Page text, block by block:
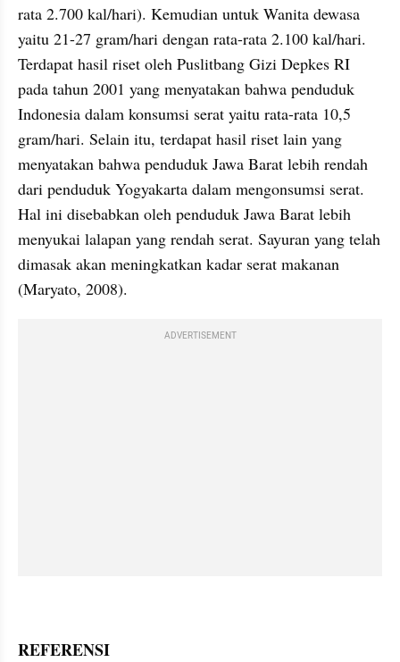
rata 2.700 kal/hari). Kemudian untuk Wanita dewasa
yaitu 21-27 gram/hari dengan rata-rata 2.100 kal/hari.
Terdapat hasil riset oleh Puslitbang Gizi Depkes RI
pada tahun 2001 yang menyatakan bahwa penduduk
Indonesia dalam konsumsi serat yaitu rata-rata 10,5
gram/hari. Selain itu, terdapat hasil riset lain yang
menyatakan bahwa penduduk Jawa Barat lebih rendah
dari penduduk Yogyakarta dalam mengonsumsi serat.
Hal ini disebabkan oleh penduduk Jawa Barat lebih
menyukai lalapan yang rendah serat. Sayuran yang telah
dimasak akan meningkatkan kadar serat makanan
(Maryato, 2008).
ADVERTISEMENT
REFERENSI